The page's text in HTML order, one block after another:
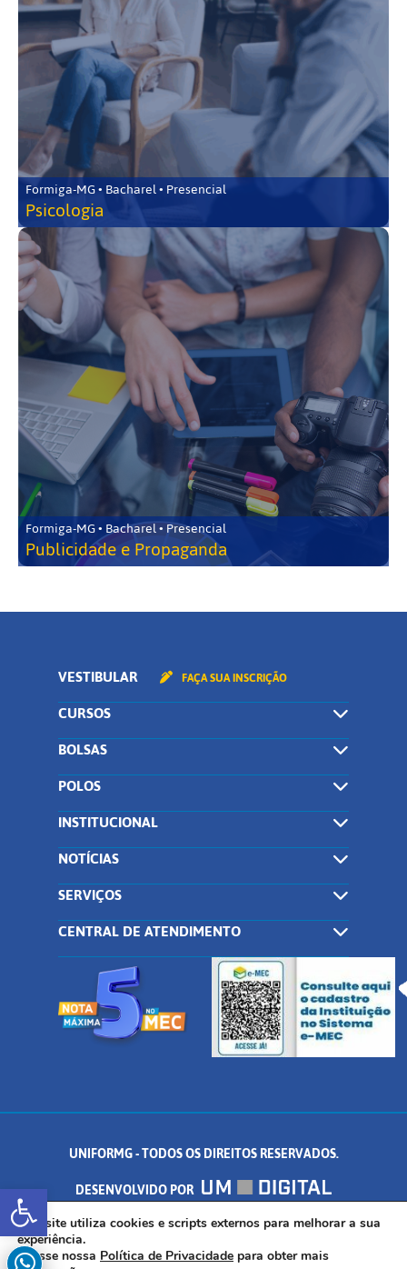
Abrir a barra de ferramentas
Formiga-MG • Bacharel • Presencial
Psicologia
Formiga-MG • Bacharel • Presencial
Publicidade e Propaganda
VESTIBULAR FAÇA SUA INSCRIÇÃO
CURSOS
BOLSAS
POLOS
INSTITUCIONAL
NOTÍCIAS
SERVIÇOS
CENTRAL DE ATENDIMENTO
UNIFORMG - TODOS OS DIREITOS RESERVADOS.
DESENVOLVIDO POR
AV. DR. ARNALDO DE SENNA, 328 - PALMEIRAS, FORMIGA/MG - CEP:
35.574.530
Este site utiliza cookies e scripts externos para melhorar a sua
experiência.
Acesse nossa Política de Privacidade para obter mais